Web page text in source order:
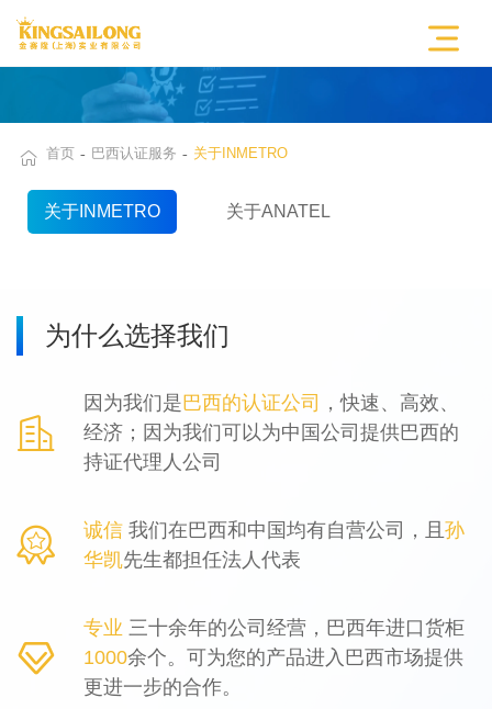
首页 巴西认证服务 关于INMETRO
关于INMETRO 关于ANATEL
为什么选择我们

因为我们是 巴西的认证公司
，快速、高效、
经济；因为我们可以为中国公司提供巴西的
持证代理人公司
 诚信 我们在巴西和中国均有自营公司，且 孙
华凯先生都担任法人代表

专业 三十余年的公司经营，巴西年进口货柜
1000余个。可为您的产品进入巴西市场提供
更进一步的合作。